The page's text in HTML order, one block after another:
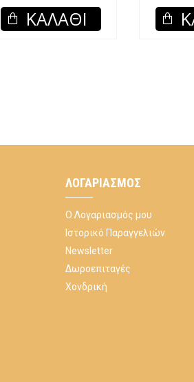
ΚΑΛΆΘΙ
ΛΟΓΑΡΙΑΣΜΌΣ
Ο Λογαριασμός μου
Ιστορικό Παραγγελιών
Newsletter
Δωροεπιταγές
Χονδρική